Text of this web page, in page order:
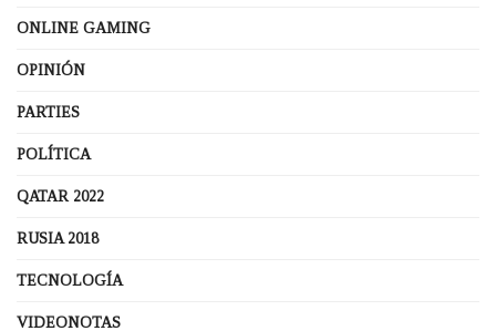
ONLINE GAMING
OPINIÓN
PARTIES
POLÍTICA
QATAR 2022
RUSIA 2018
TECNOLOGÍA
VIDEONOTAS